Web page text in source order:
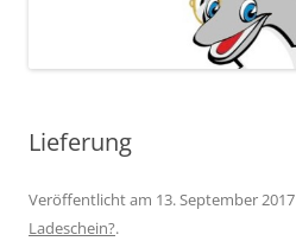
Lieferung
Veröffentlicht am 13. September 2017
Ladeschein?.